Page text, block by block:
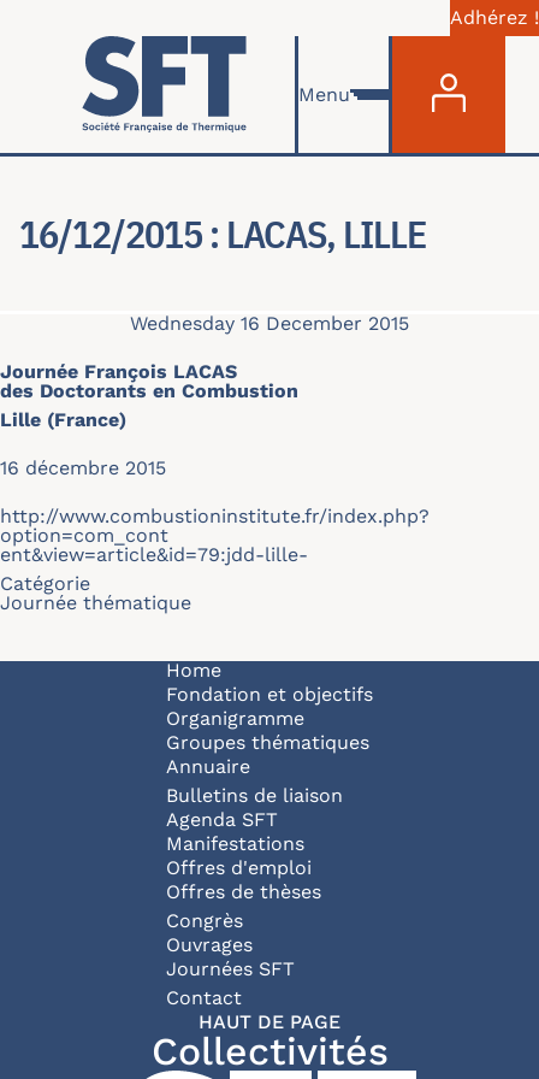
Skip to main content
Adhérez !
Menu
16/12/2015 : LACAS, LILLE
Wednesday 16 December 2015
Journée François LACAS
des Doctorants en Combustion
Lille (France)
16 décembre 2015
http://www.combustioninstitute.fr/index.php?
option=com_cont
ent&view=article&id=79:jdd-lille-
Catégorie
Journée thématique
Navigation principale
Home
Fondation et objectifs
Organigramme
Groupes thématiques
Annuaire
Bulletins de liaison
Agenda SFT
Manifestations
Offres d'emploi
Offres de thèses
Congrès
Ouvrages
Journées SFT
Pied de page
Contact
HAUT DE PAGE
Collectivités